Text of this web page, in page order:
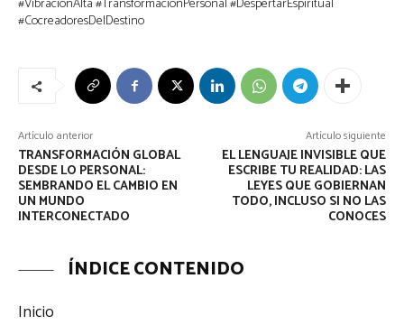
#CocreadoresDelDestino
Artículo anterior
TRANSFORMACIÓN GLOBAL
DESDE LO PERSONAL:
SEMBRANDO EL CAMBIO EN
UN MUNDO
INTERCONECTADO
Artículo siguiente
EL LENGUAJE INVISIBLE QUE
ESCRIBE TU REALIDAD: LAS
LEYES QUE GOBIERNAN
TODO, INCLUSO SI NO LAS
CONOCES
ÍNDICE CONTENIDO
Inicio